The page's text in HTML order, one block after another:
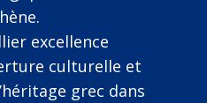
excellence
culturelle et
grec dans